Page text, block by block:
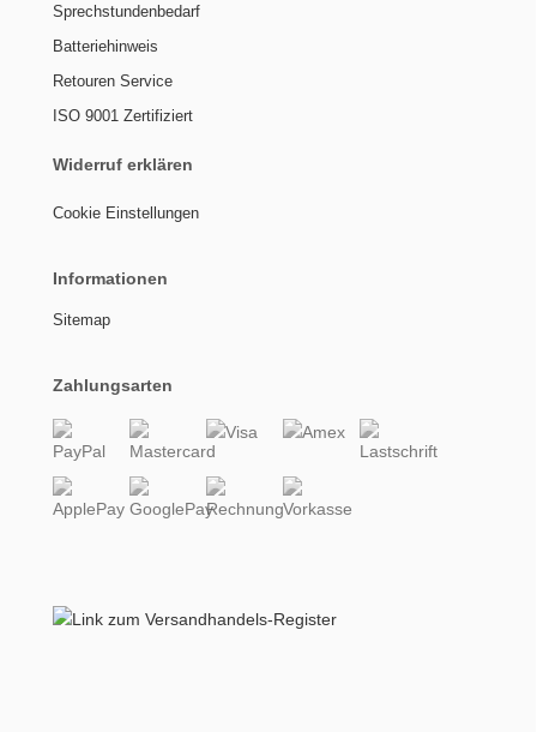
Sprechstundenbedarf
Batteriehinweis
Retouren Service
ISO 9001 Zertifiziert
Widerruf erklären
Cookie Einstellungen
Informationen
Sitemap
Zahlungsarten